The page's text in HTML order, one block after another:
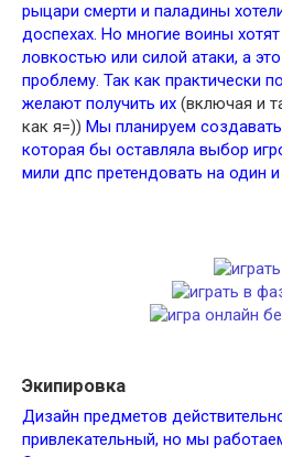
рыцари смерти и паладины
доспехах. Но многие воины
ловкостью или силой атаки, а
проблему. Так как практически
желают получить их (включая и
как я=)) Мы планируем
которая бы оставляла выбор
мили дпс претендовать на один
Экипировка
Дизайн предметов
привлекательный, но мы